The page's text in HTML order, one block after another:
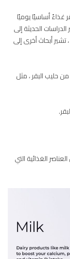
غذاءً أساسيًا يوميًا
الحديثة إلى
أبحاث أخرى إلى
حليب البقر ، مثل
الغذائية التي